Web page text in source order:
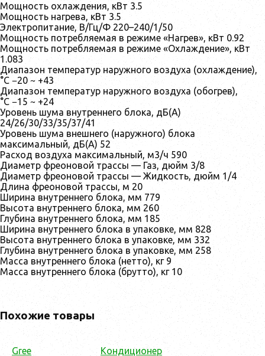
Мощность охлаждения, кВт 3.5
Мощность нагрева, кВт 3.5
Электропитание, В/Гц/Ф 220–240/1/50
Мощность потребляемая в режиме «Нагрев», кВт 0.92
Мощность потребляемая в режиме «Охлаждение», кВт
1.083
Диапазон температур наружного воздуха (охлаждение),
°С −20 ~ +43
Диапазон температур наружного воздуха (обогрев),
°С −15 ~ +24
Уровень шума внутреннего блока, дБ(А)
24/26/30/33/35/37/41
Уровень шума внешнего (наружного) блока
максимальный, дБ(А) 52
Расход воздуха максимальный, м3/ч 590
Диаметр фреоновой трассы — Газ, дюйм 3/8
Диаметр фреоновой трассы — Жидкость, дюйм 1/4
Длина фреоновой трассы, м 20
Ширина внутреннего блока, мм 779
Высота внутреннего блока, мм 260
Глубина внутреннего блока, мм 185
Ширина внутреннего блока в упаковке, мм 828
Высота внутреннего блока в упаковке, мм 332
Глубина внутреннего блока в упаковке, мм 258
Масса внутреннего блока (нетто), кг 9
Масса внутреннего блока (брутто), кг 10
Похожие товары
Gree
Кондиционер